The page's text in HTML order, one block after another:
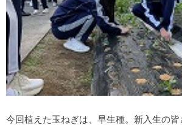
今回植えた玉ねぎは、早生種。新入生の